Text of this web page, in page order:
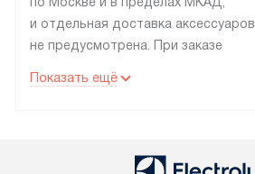
и отдельная доставка аксессуаров
не предусмотрена. При заказе
рекомендуем обсудить
со статусом «В наличии» могут
Показать ещё